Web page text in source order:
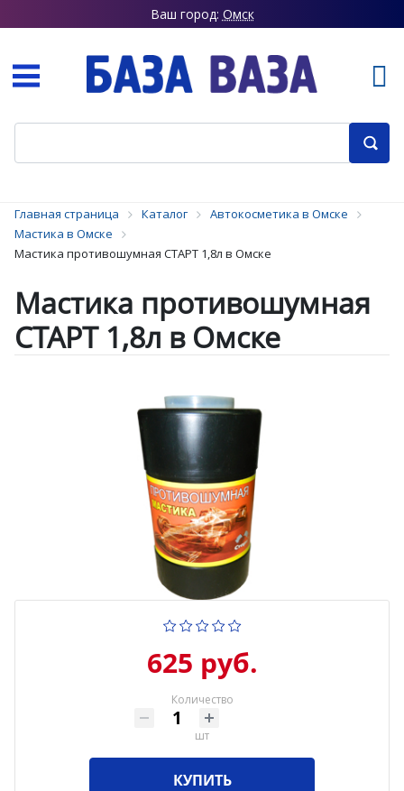
Ваш город: Омск
Главная страница Каталог
Автокосметика в Омске
Мастика в Омске
Мастика противошумная СТАРТ 1,8л в Омске
Мастика противошумная
СТАРТ 1,8л в Омске
625 руб.
Количество
шт
КУПИТЬ